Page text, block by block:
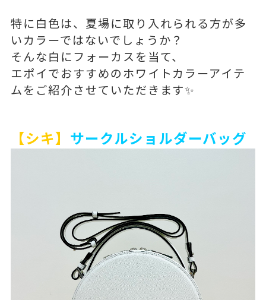
特に白色は、夏場に取り入れられる方が多
いカラーではないでしょうか？
そんな白にフォーカスを当て、
エポイでおすすめのホワイトカラーアイテ
ムをご紹介させていただきます✨
【シキ】 サークルショルダーバッグ